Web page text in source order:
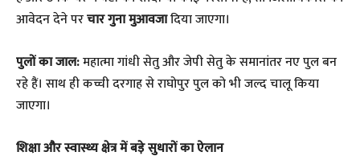
आवेदन देने परचार गुना मुआवजादिया जाएगा।
पुलों का जाल:महात्मा गांधी सेतु और जेपी सेतु के समानांतर नए पुल बन
रहे हैं। साथ ही कच्ची दरगाह से राघोपुर पुल को भी जल्द चालू किया
जाएगा।
​शिक्षा और स्वास्थ्य क्षेत्र में बड़े सुधारों का ऐलान